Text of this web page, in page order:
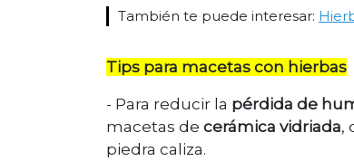
También te puede interesar:
Tips para macetas con hierbas
- Para reducir la pérdida de
macetas de cerámica vidriada,
piedra caliza.